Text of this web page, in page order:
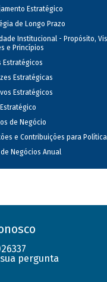
Estratégico
de Longo Prazo
Institucional - Propósito,
e Princípios
Estratégicos
Estratégicas
Estratégicos
de Negócio
e Contribuições para
de Negócios Anual
pergunta